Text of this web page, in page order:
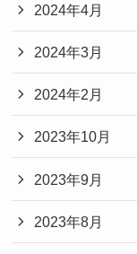
2024年4月
2024年3月
2024年2月
2023年10月
2023年9月
2023年8月